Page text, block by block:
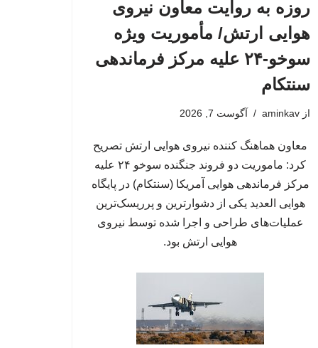
روزه به روایت معاون نیروی
هوایی ارتش/ مأموریت ویژه
سوخو-۲۴ علیه مرکز فرماندهی
سنتکام
از aminkav آگوست 7, 2026
معاون هماهنگ کننده نیروی هوایی ارتش تصریح
کرد: ماموریت دو فروند جنگنده سوخو ۲۴ علیه
مرکز فرماندهی هوایی آمریکا (سنتکام) در پایگاه
هوایی العدید یکی از دشوارترین و پرریسک‌ترین
عملیات‌های طراحی و اجرا شده توسط نیروی
هوایی ارتش بود.